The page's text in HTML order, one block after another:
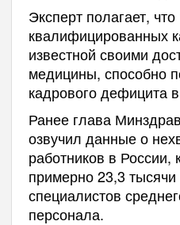
Эксперт полагает,
квалифицированных
известной своими
медицины, способно
кадрового дефицита
Ранее глава
озвучил данные о
работников в России,
примерно 23,3
специалистов
персонала.